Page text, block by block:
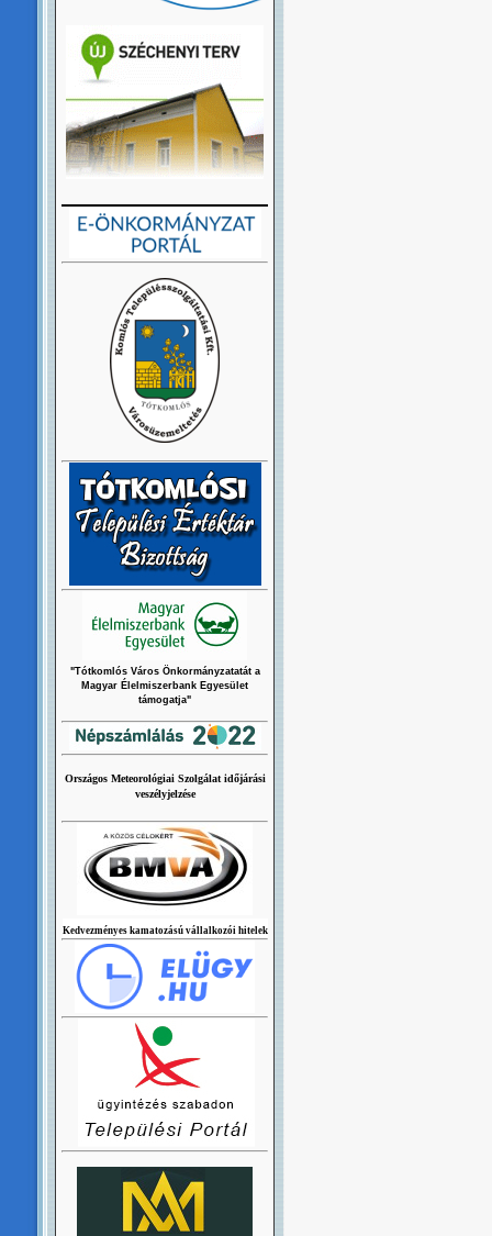
"Tótkomlós Város Önkormányzatatát a
Magyar Élelmiszerbank Egyesület
támogatja"
Országos Meteorológiai Szolgálat időjárási
veszélyjelzése
Kedvezményes kamatozású vállalkozói hitelek